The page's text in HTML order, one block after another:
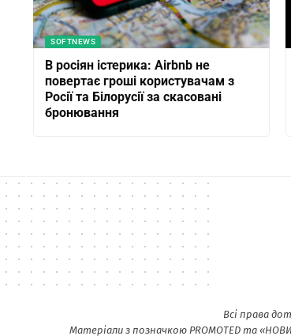
SOFTNEWS
В росіян істерика: Airbnb не
повертає гроші користувачам з
Росії та Білорусії за скасовані
бронювання
Всі права
Матеріали з позначкою PROMOTED та